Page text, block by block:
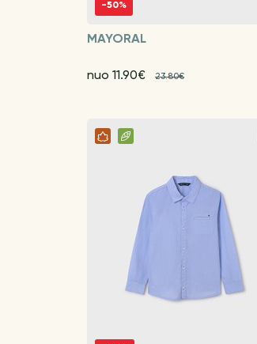
-50%
MAYORAL
nuo 11.90€ 23.80€